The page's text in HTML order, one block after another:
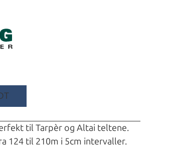
til Tarpèr og Altai teltene.
124 til 210m i 5cm intervaller.